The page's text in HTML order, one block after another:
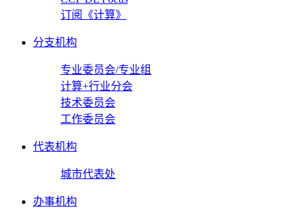
订阅《计算》
分支机构
专业委员会/专业组
计算+行业分会
技术委员会
工作委员会
代表机构
城市代表处
办事机构